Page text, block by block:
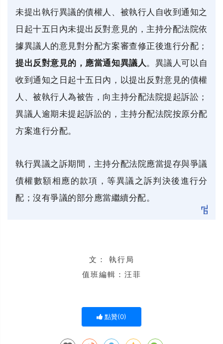
未提出執行異議的債權人、被執行人自收到通知之
日起十五日內未提出反對意見的，主持分配法院依
據異議人的意見對分配方案審查修正後進行分配；
提出反對意見的，應當通知異議人 。異議人可以自
收到通知之日起十五日內，以提出反對意見的債權
人、被執行人為被告，向主持分配法院提起訴訟；
異議人逾期未提起訴訟的，主持分配法院按原分配
方案進行分配。
執行異議之訴期間，主持分配法院應當提存與爭議
債權數額相應的款項，等異議之訴判決後進行分
配；沒有爭議的部分應當繼續分配。
文：
執行局
值班編輯：汪菲
點贊(0)